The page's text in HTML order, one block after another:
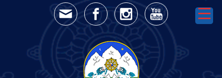
Skip to main content